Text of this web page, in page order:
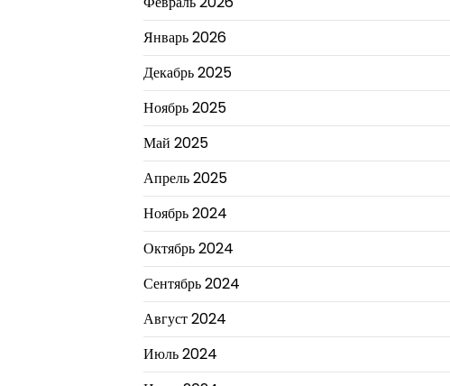
Январь 2026
Декабрь 2025
Ноябрь 2025
Май 2025
Апрель 2025
Ноябрь 2024
Октябрь 2024
Сентябрь 2024
Август 2024
Июль 2024